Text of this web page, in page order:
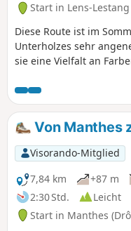
Start in Lens-
Diese Route ist im
Unterholzes sehr
sie eine Vielfalt an
die Ebene von
(SES), DIE MEINE
Fotos einstellen und
Von Manthes
Visorando-Mitglied
7,84 km
+87 m
2:30 Std.
Leicht
Start in Manthes